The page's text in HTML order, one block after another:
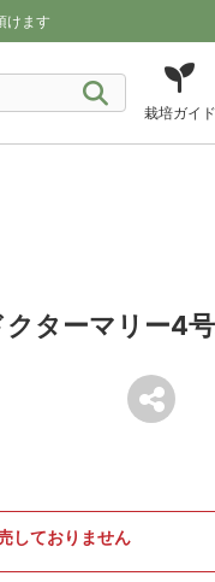
けます
栽培ガイド
ターマリー4
しておりません